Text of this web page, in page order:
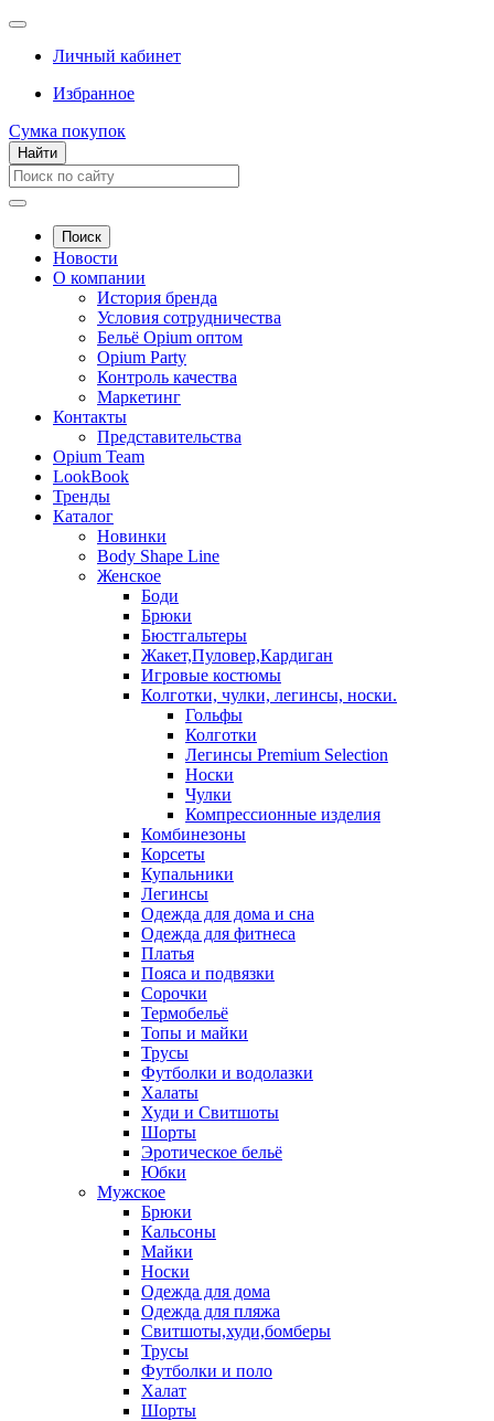
Личный кабинет
Избранное
Сумка покупок
Найти
Поиск
Новости
О компании
История бренда
Условия сотрудничества
Бельё Opium оптом
Opium Party
Контроль качества
Маркетинг
Контакты
Представительства
Opium Team
LookBook
Тренды
Каталог
Новинки
Body Shape Line
Женское
Боди
Брюки
Бюстгальтеры
Жакет,Пуловер,Кардиган
Игровые костюмы
Колготки, чулки, легинсы, носки.
Гольфы
Колготки
Легинсы Premium Selection
Носки
Чулки
Компрессионные изделия
Комбинезоны
Корсеты
Купальники
Легинсы
Одежда для дома и сна
Одежда для фитнеса
Платья
Пояса и подвязки
Сорочки
Термобельё
Топы и майки
Трусы
Футболки и водолазки
Халаты
Худи и Свитшоты
Шорты
Эротическое бельё
Юбки
Мужское
Брюки
Кальсоны
Майки
Носки
Одежда для дома
Одежда для пляжа
Свитшоты,худи,бомберы
Трусы
Футболки и поло
Халат
Шорты